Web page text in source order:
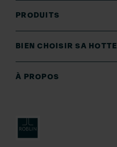
PRODUITS
BIEN CHOISIR SA HOTTE
À PROPOS